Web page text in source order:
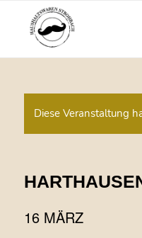
Diese Veranstaltung
16 MÄRZ